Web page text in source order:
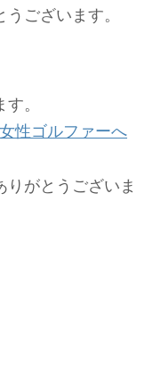
ございます。
。
がとうございま